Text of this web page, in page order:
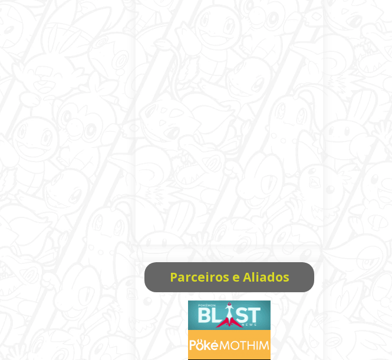
Parceiros e Aliados